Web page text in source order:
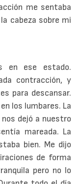
me sentaba
cabeza sobre mi
en ese estado.
contracción, y
para descansar.
los lumbares. La
dejó a nuestro
mareada. La
bien. Me dijo
de forma
pero no lo